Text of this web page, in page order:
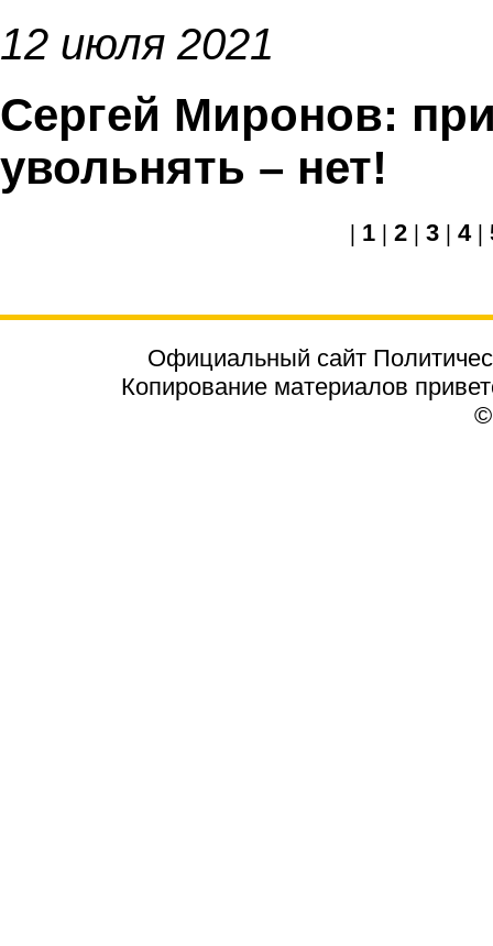
12 июля 2021
Сергей Миронов:
увольнять – нет!
| 1 | 2 | 3 | 4 |
Официальный сайт
Копирование материалов
©